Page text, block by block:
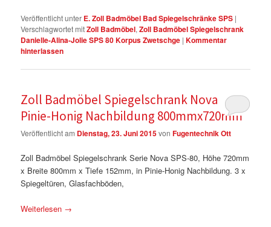
Veröffentlicht unter E. Zoll Badmöbel Bad Spiegelschränke SPS |
Verschlagwortet mitZoll Badmöbel,Zoll Badmöbel Spiegelschrank
Danielle-Alina-Jolie SPS 80 Korpus Zwetschge |Kommentar
hinterlassen
Zoll Badmöbel Spiegelschrank Nova
Pinie-Honig Nachbildung 800mmx720mm
Veröffentlicht am Dienstag, 23. Juni 2015vonFugentechnik Ott
Zoll Badmöbel Spiegelschrank Serie Nova SPS-80, Höhe 720mm
x Breite 800mm x Tiefe 152mm, in Pinie-Honig Nachbildung. 3 x
Spiegeltüren, Glasfachböden,
Weiterlesen →